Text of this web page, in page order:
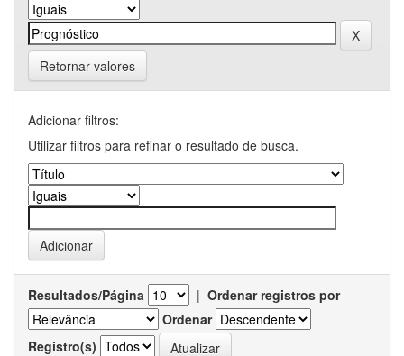
Retornar valores
Adicionar filtros:
Utilizar filtros para refinar o resultado de busca.
Resultados/Página | Ordenar registros por
Ordenar
Registro(s)